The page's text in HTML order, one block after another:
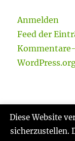
Anmelden
Feed der
Gabi Reinmann
Diese Website
sicherzustellen.